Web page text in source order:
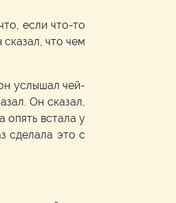
если что-то
что чем
услышал чей-
Он сказал,
опять встала у
сделала это с